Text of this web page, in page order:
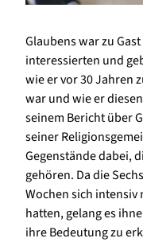
Glaubens war zu
interessierten und
wie er vor 30 Jahren
war und wie er
seinem Bericht über
seiner
Gegenstände dabei,
gehören. Da die
Wochen sich
hatten, gelang es
ihre Bedeutung zu